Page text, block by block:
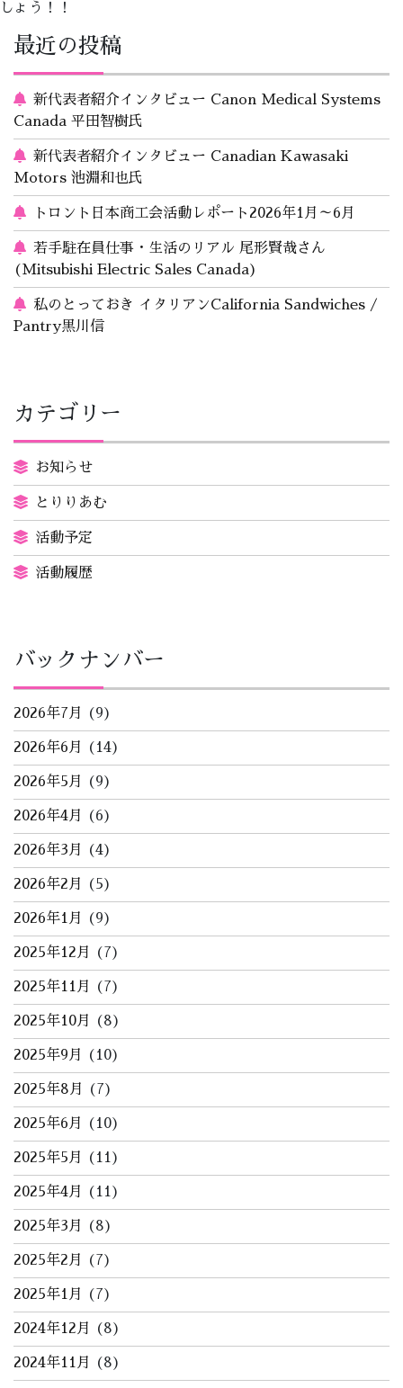
しょう！！
最近の投稿
新代表者紹介インタビュー Canon Medical Systems
Canada 平田智樹氏
新代表者紹介インタビュー Canadian Kawasaki
Motors 池淵和也氏
トロント日本商工会活動レポート2026年1月～6月
若手駐在員仕事・生活のリアル 尾形賢哉さん
(Mitsubishi Electric Sales Canada)
私のとっておき イタリアンCalifornia Sandwiches /
Pantry黒川信
カテゴリー
お知らせ
とりりあむ
活動予定
活動履歴
バックナンバー
2026年7月 (9)
2026年6月 (14)
2026年5月 (9)
2026年4月 (6)
2026年3月 (4)
2026年2月 (5)
2026年1月 (9)
2025年12月 (7)
2025年11月 (7)
2025年10月 (8)
2025年9月 (10)
2025年8月 (7)
2025年6月 (10)
2025年5月 (11)
2025年4月 (11)
2025年3月 (8)
2025年2月 (7)
2025年1月 (7)
2024年12月 (8)
2024年11月 (8)